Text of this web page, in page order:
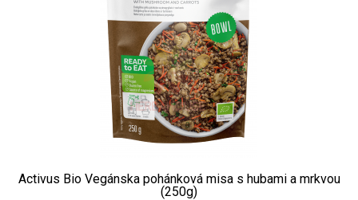
Activus Bio Vegánska pohánková misa s hubami a mrkvou
(250g)